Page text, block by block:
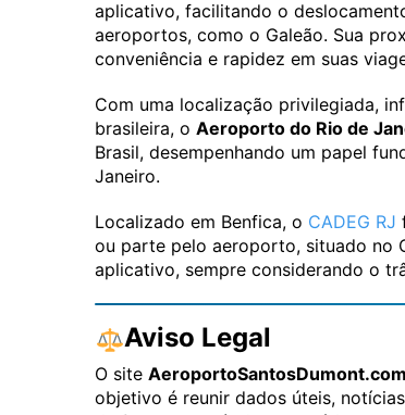
aplicativo, facilitando o
aeroportos, como o Galeão. Sua
conveniência e rapidez em suas
Com uma localização privilegiada,
brasileira, o Aeroporto do Rio de
Brasil, desempenhando um papel
Janeiro.
Localizado em Benfica, o CADEG RJ
ou parte pelo aeroporto, situado no
aplicativo, sempre considerando o
Aviso Legal
O site AeroportoSantosDumont.com
objetivo é reunir dados úteis,